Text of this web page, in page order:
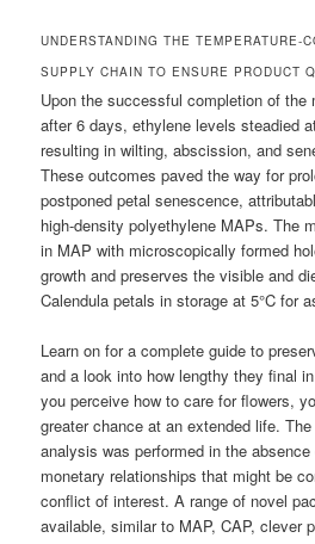
UNDERSTANDING THE TEMPERATURE-
SUPPLY CHAIN TO ENSURE PRODUCT
Upon the successful completion of the
after 6 days, ethylene levels steadied
resulting in wilting, abscission, and
These outcomes paved the way for
postponed petal senescence,
high-density polyethylene MAPs. The
in MAP with microscopically formed
growth and preserves the visible and
Calendula petals in storage at 5°C for
Learn on for a complete guide to
and a look into how lengthy they final
you perceive how to care for flowers,
greater chance at an extended life.
analysis was performed in the
monetary relationships that might be
conflict of interest. A range of novel
available, similar to MAP, CAP, clever